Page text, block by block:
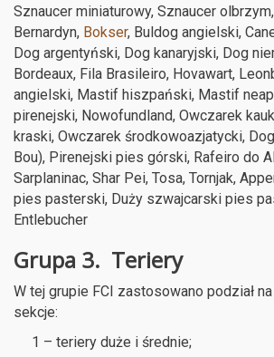
Sznaucer miniaturowy, Sznaucer
Bernardyn, Bokser, Buldog angielski,
Dog argentyński, Dog kanaryjski, Dog
Bordeaux, Fila Brasileiro, Hovawart,
angielski, Mastif hiszpański, Mastif
pirenejski, Nowofundland, Owczarek
kraski, Owczarek środkowoazjatycki,
Bou), Pirenejski pies górski, Rafeiro do
Sarplaninac, Shar Pei, Tosa, Tornjak,
pies pasterski, Duży szwajcarski pies
Entlebucher
Grupa 3. Teriery
W tej grupie FCI zastosowano podział
sekcje:
1 – teriery duże i średnie;